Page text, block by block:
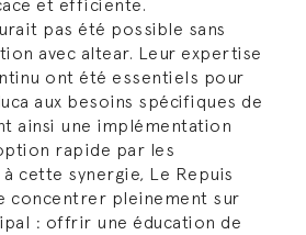
et efficiente.
pas été possible sans
avec altear. Leur expertise
ont été essentiels pour
aux besoins spécifiques de
ainsi une implémentation
rapide par les
cette synergie, Le Repuis
concentrer pleinement sur
: offrir une éducation de